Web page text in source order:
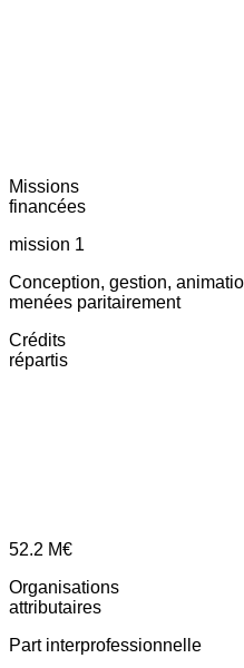
Missions
financées
mission 1
Conception, gestion,
menées paritairement
Crédits
répartis
52.2 M€
Organisations
attributaires
Part interprofessionnelle